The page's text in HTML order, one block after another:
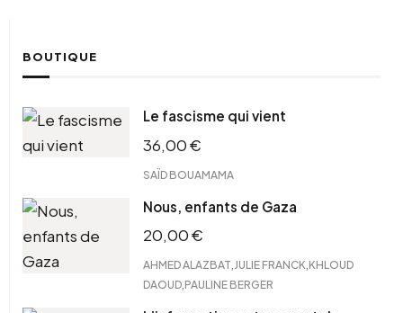
BOUTIQUE
Le fascisme qui vient
36,00€
SAÏD BOUAMAMA
Nous, enfants de Gaza
20,00€
AHMED ALAZBAT JULIE FRANCK KHLOUD
DAOUD PAULINE BERGER